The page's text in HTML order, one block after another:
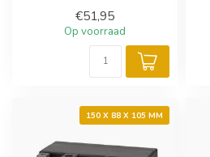
€51,95
Op voorraad
150 X 88 X 105 MM